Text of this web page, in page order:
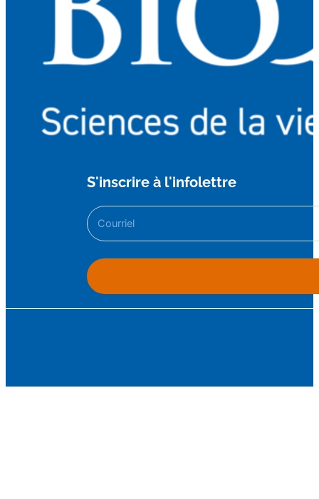
S'inscrire à l'infolettre